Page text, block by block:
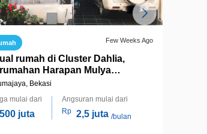
Few Weeks Ago
rumah di Cluster Dahlia,
Harapan Mulya
Siap Huni
Bekasi
mulai dari
500 juta
Angsuran mulai dari
Rp 2,5 juta /bulan